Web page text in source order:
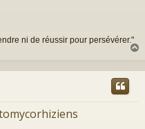
ni de réussir pour persévérer."
u